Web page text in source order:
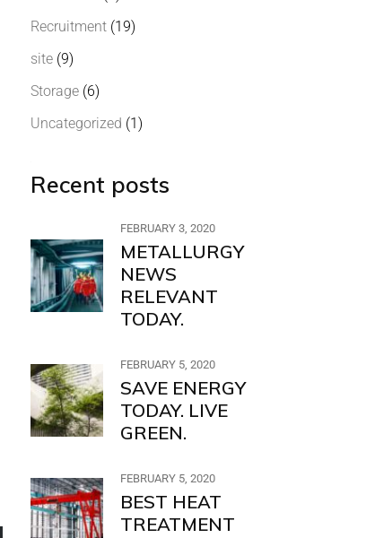
Recruitment(19)
site(9)
Storage(6)
Uncategorized (1)
Recent posts
FEBRUARY 3, 2020
METALLURGY
NEWS
RELEVANT
TODAY.
FEBRUARY 5, 2020
SAVE ENERGY
TODAY. LIVE
GREEN.
FEBRUARY 5, 2020
BEST HEAT
TREATMENT